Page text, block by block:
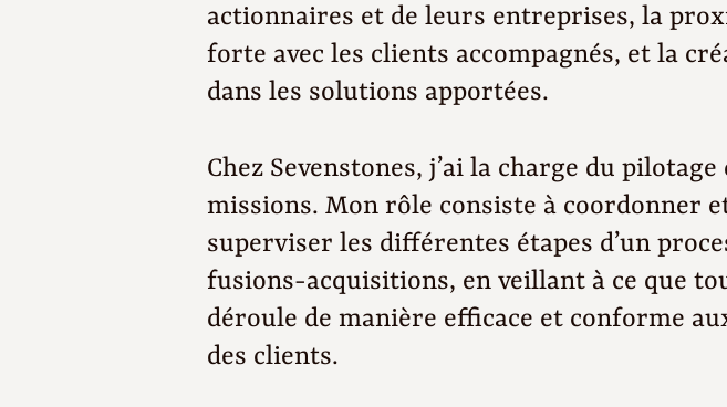
actionnaires et de leurs entreprises, la
forte avec les clients accompagnés, et la
dans les solutions apportées.
Chez Sevenstones, j’ai la charge du pilotage
missions. Mon rôle consiste à coordonner
superviser les différentes étapes d’un
fusions-acquisitions, en veillant à ce que
déroule de manière efficace et conforme
des clients.